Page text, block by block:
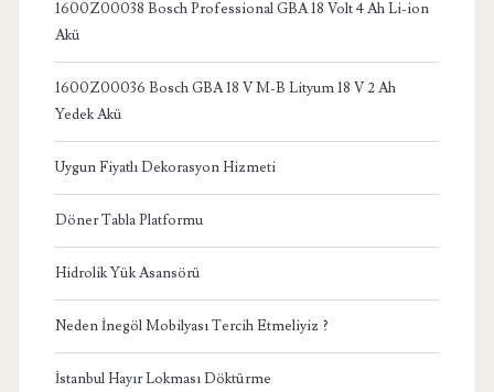
1600Z00038 Bosch Professional GBA 18 Volt 4 Ah Li-ion
Akü
1600Z00036 Bosch GBA 18 V M-B Lityum 18 V 2 Ah
Yedek Akü
Uygun Fiyatlı Dekorasyon Hizmeti
Döner Tabla Platformu
Hidrolik Yük Asansörü
Neden İnegöl Mobilyası Tercih Etmeliyiz ?
İstanbul Hayır Lokması Döktürme